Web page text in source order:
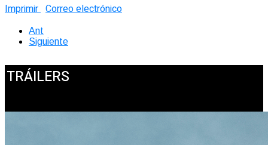
Imprimir Correo electrónico
Ant
Siguiente
TRÁILERS